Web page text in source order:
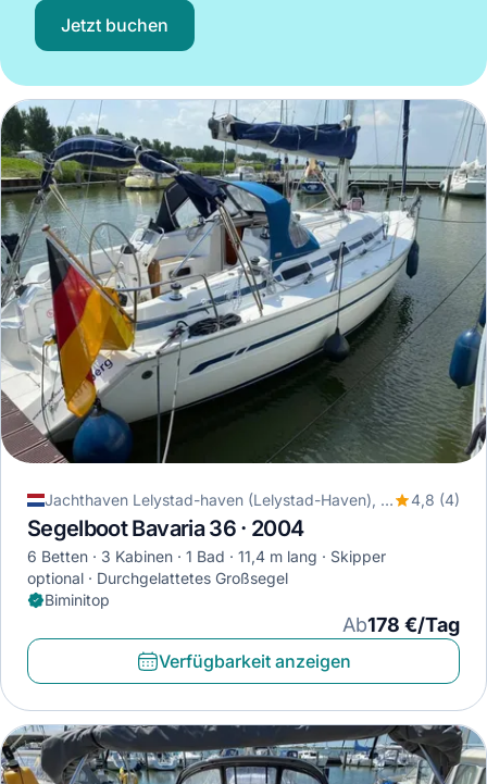
Jetzt buchen
Jachthaven Lelystad-haven (Lelystad-Haven), Lelystad, Niederlande 4,8 (4)
Segelboot Bavaria 36 · 2004
6 Betten 3 Kabinen 1 Bad 11,4 m lang
Skipper
optional
Durchgelattetes Großsegel
Biminitop
Ab178 €/Tag
Verfügbarkeit anzeigen